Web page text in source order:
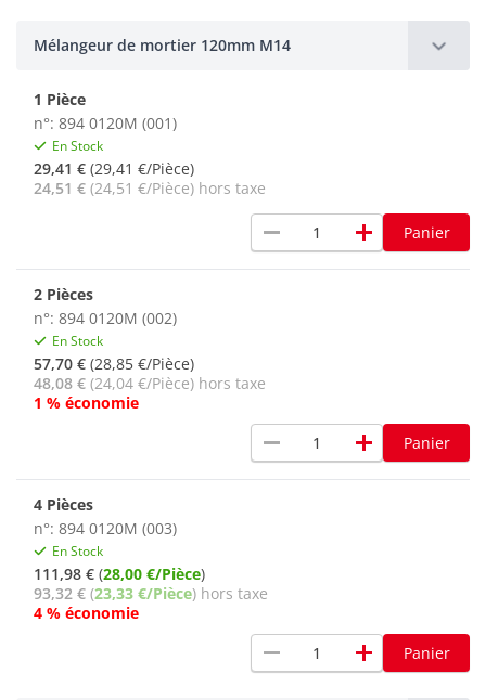
Mélangeur de mortier 120mm M14
1 Pièce
n°: 894 0120M (001)
En Stock
29,41 € (29,41 €/Pièce)
24,51 € (24,51 €/Pièce) hors taxe
remove add Panier
2 Pièces
n°: 894 0120M (002)
En Stock
57,70 € (28,85 €/Pièce)
48,08 € (24,04 €/Pièce) hors taxe
1 % économie
remove add Panier
4 Pièces
n°: 894 0120M (003)
En Stock
111,98 € (28,00 €/Pièce)
93,32 € (23,33 €/Pièce) hors taxe
4 % économie
remove add Panier